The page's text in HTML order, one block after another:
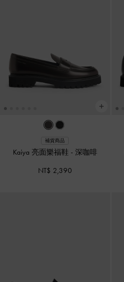
補貨商品
Kaiya 亮面樂福鞋 - 深咖啡
NT$ 2,390